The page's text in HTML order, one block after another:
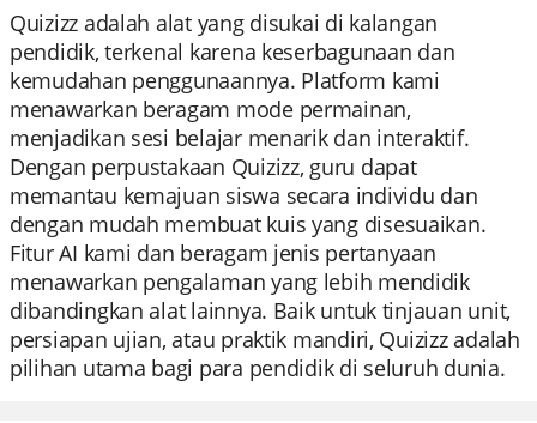
Quizizz adalah alat yang disukai di kalangan
pendidik, terkenal karena keserbagunaan dan
kemudahan penggunaannya. Platform kami
menawarkan beragam mode permainan,
menjadikan sesi belajar menarik dan interaktif.
Dengan perpustakaan Quizizz, guru dapat
memantau kemajuan siswa secara individu dan
dengan mudah membuat kuis yang disesuaikan.
Fitur AI kami dan beragam jenis pertanyaan
menawarkan pengalaman yang lebih mendidik
dibandingkan alat lainnya. Baik untuk tinjauan unit,
persiapan ujian, atau praktik mandiri, Quizizz adalah
pilihan utama bagi para pendidik di seluruh dunia.